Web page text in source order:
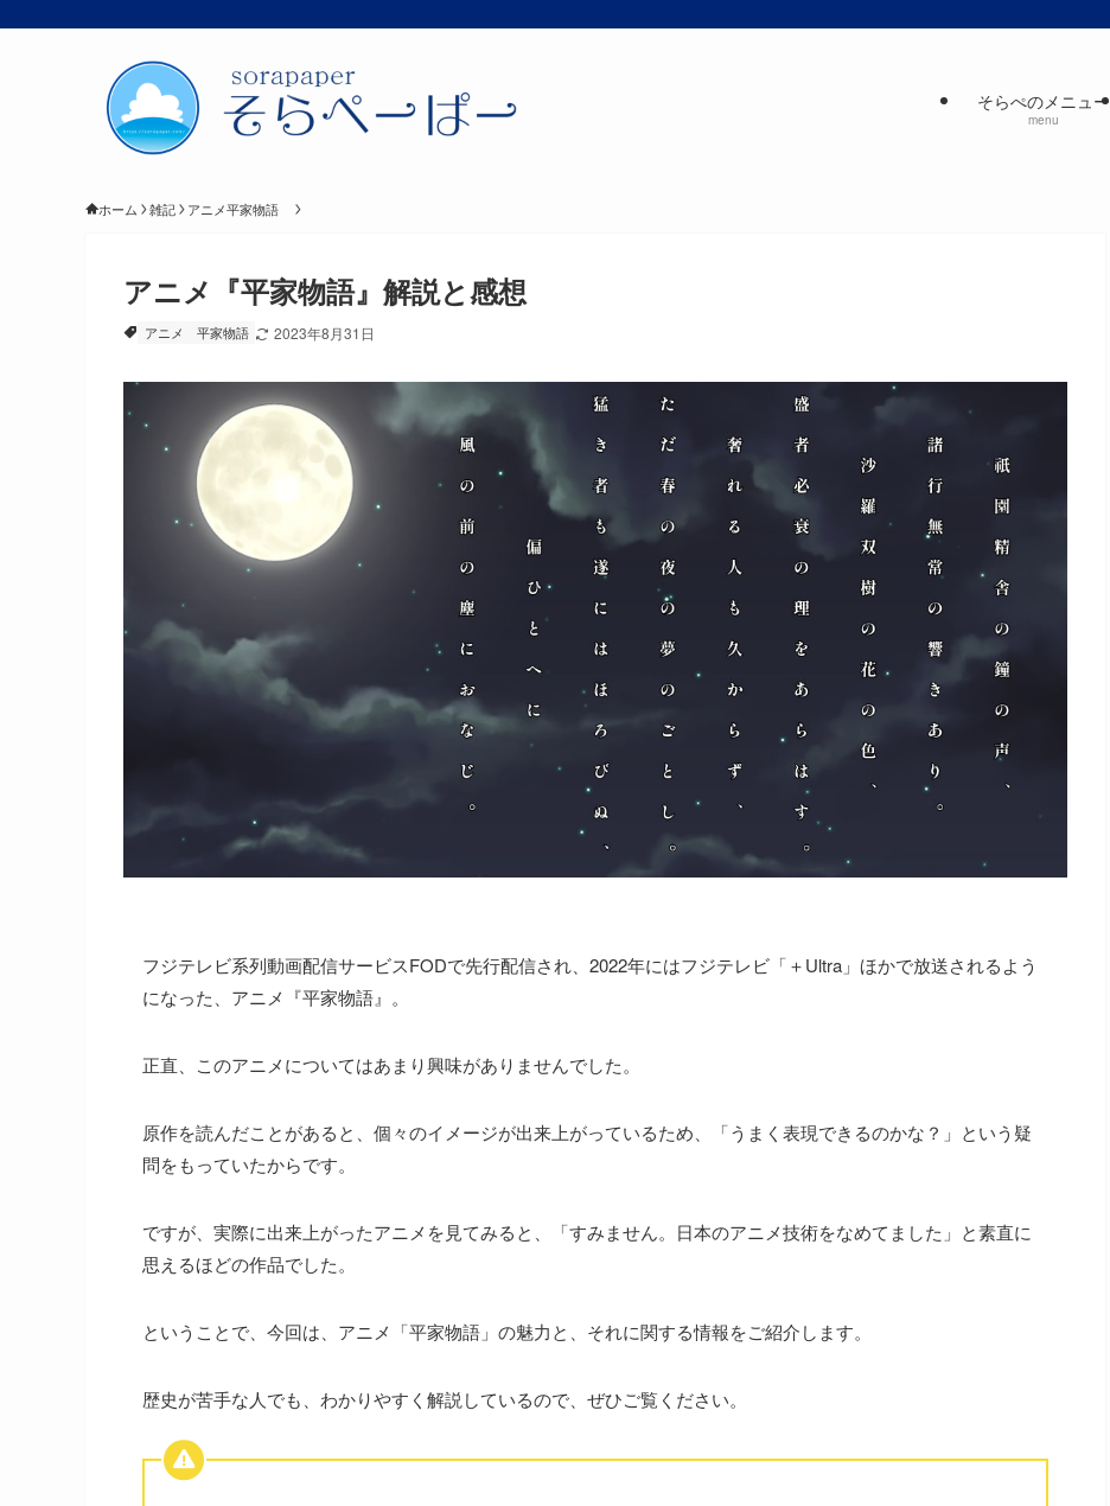
そらぺのメニュー
menu
ホーム 雑記 アニメ平家物語
アニメ『平家物語』解説と感想
アニメ 平家物語 2023年8月31日
フジテレビ系列動画配信サービスFODで先行配信され、2022年にはフジテレビ「＋Ultra」ほかで放送されるよう
になった、アニメ『平家物語』。
正直、このアニメについてはあまり興味がありませんでした。
原作を読んだことがあると、個々のイメージが出来上がっているため、「うまく表現できるのかな？」という疑
問をもっていたからです。
ですが、実際に出来上がったアニメを見てみると、「すみません。日本のアニメ技術をなめてました」と素直に
思えるほどの作品でした。
ということで、今回は、アニメ「平家物語」の魅力と、それに関する情報をご紹介します。
歴史が苦手な人でも、わかりやすく解説しているので、ぜひご覧ください。